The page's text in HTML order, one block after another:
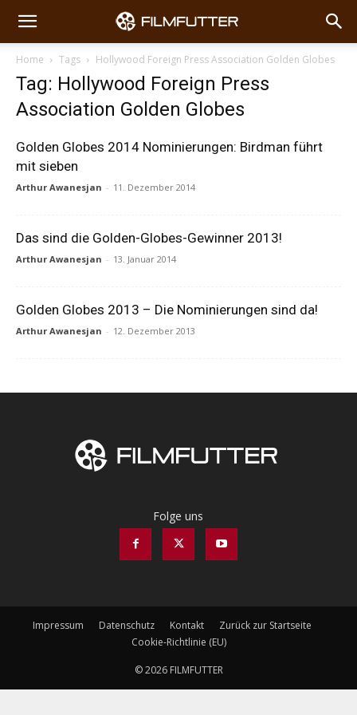
Home Tags Hollywood Foreign Press Association Golden Globes
Tag: Hollywood Foreign Press
Association Golden Globes
Golden Globes 2014 Nominierungen: Birdman führt
mit sieben
Arthur Awanesjan - 11. Dezember 2014
Das sind die Golden-Globes-Gewinner 2013!
Arthur Awanesjan - 13. Januar 2014
Golden Globes 2013 – Die Nominierungen sind da!
Arthur Awanesjan - 12. Dezember 2013
Folge uns
Impressum Datenschutz Kontakt
Zurück zur Startseite
Cookie-Richtlinie (EU)
© 2026 FILMFUTTER